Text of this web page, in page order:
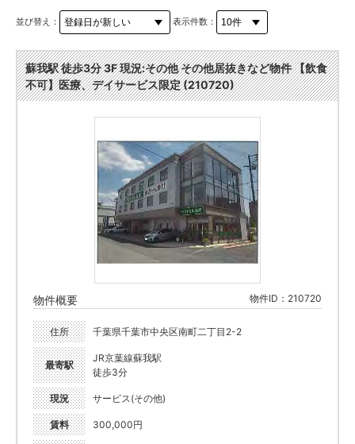
並び替え： 表示件数：
蘇我駅 徒歩3分 3F 現況:その他 その他居抜きなど物件 【飲食
不可】医療、デイサービス限定 (210720)
物件概要 物件ID：210720
住所 千葉県千葉市中央区南町二丁目2-2
最寄駅
JR京葉線蘇我駅
徒歩3分
現況 サービス(その他)
賃料 300,000円